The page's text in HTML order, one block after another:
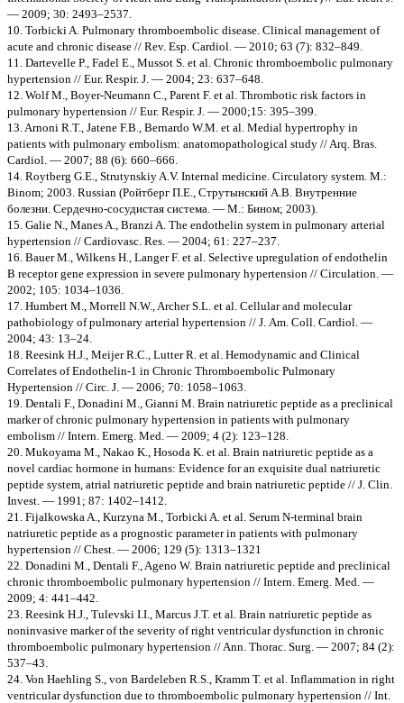
— 2009; 30: 2493–2537.
10. Torbicki A. Pulmonary thromboembolic disease. Clinical management of
acute and chronic disease // Rev. Esp. Cardiol. — 2010; 63 (7): 832–849.
11. Dartevelle P., Fadel E., Mussot S. et al. Chronic thromboembolic pulmonary
hypertension // Eur. Respir. J. — 2004; 23: 637–648.
12. Wolf M., Boyer-Neumann C., Parent F. et al. Thrombotic risk factors in
pulmonary hypertension // Eur. Respir. J. — 2000;15: 395–399.
13. Arnoni R.T., Jatene F.B., Bernardo W.M. et al. Medial hypertrophy in
patients with pulmonary embolism: anatomopathological study // Arq. Bras.
Cardiol. — 2007; 88 (6): 660–666.
14. Roytberg G.E., Strutynskiy A.V. Internal medicine. Circulatory system. M.:
Binom; 2003. Russian (Ройтберг П.Е., Струтынский А.В. Внутренние
болезни. Сердечно-сосудистая система. — М.: Бином; 2003).
15. Galie N., Manes A., Branzi A. The endothelin system in pulmonary arterial
hypertension // Cardiovasc. Res. — 2004; 61: 227–237.
16. Bauer M., Wilkens H., Langer F. et al. Selective upregulation of endothelin
B receptor gene expression in severe pulmonary hypertension // Circulation. —
2002; 105: 1034–1036.
17. Humbert M., Morrell N.W., Archer S.L. et al. Cellular and molecular
pathobiology of pulmonary arterial hypertension // J. Am. Coll. Cardiol. —
2004; 43: 13–24.
18. Reesink H.J., Meijer R.C., Lutter R. et al. Hemodynamic and Clinical
Correlates of Endothelin-1 in Chronic Thromboembolic Pulmonary
Hypertension // Circ. J. — 2006; 70: 1058–1063.
19. Dentali F., Donadini M., Gianni M. Brain natriuretic peptide as a preclinical
marker of chronic pulmonary hypertension in patients with pulmonary
embolism // Intern. Emerg. Med. — 2009; 4 (2): 123–128.
20. Mukoyama M., Nakao K., Hosoda K. et al. Brain natriuretic peptide as a
novel cardiac hormone in humans: Evidence for an exquisite dual natriuretic
peptide system, atrial natriuretic peptide and brain natriuretic peptide // J. Clin.
Invest. — 1991; 87: 1402–1412.
21. Fijalkowska A., Kurzyna M., Torbicki A. et al. Serum N-terminal brain
natriuretic peptide as a prognostic parameter in patients with pulmonary
hypertension // Chest. — 2006; 129 (5): 1313–1321
22. Donadini M., Dentali F., Ageno W. Brain natriuretic peptide and preclinical
chronic thromboembolic pulmonary hypertension // Intern. Emerg. Med. —
2009; 4: 441–442.
23. Reesink H.J., Tulevski I.I., Marcus J.T. et al. Brain natriuretic peptide as
noninvasive marker of the severity of right ventricular dysfunction in chronic
thromboembolic pulmonary hypertension // Ann. Thorac. Surg. — 2007; 84 (2):
537–43.
24. Von Haehling S., von Bardeleben R.S., Kramm T. et al. Inflammation in right
ventricular dysfunction due to thromboembolic pulmonary hypertension // Int.